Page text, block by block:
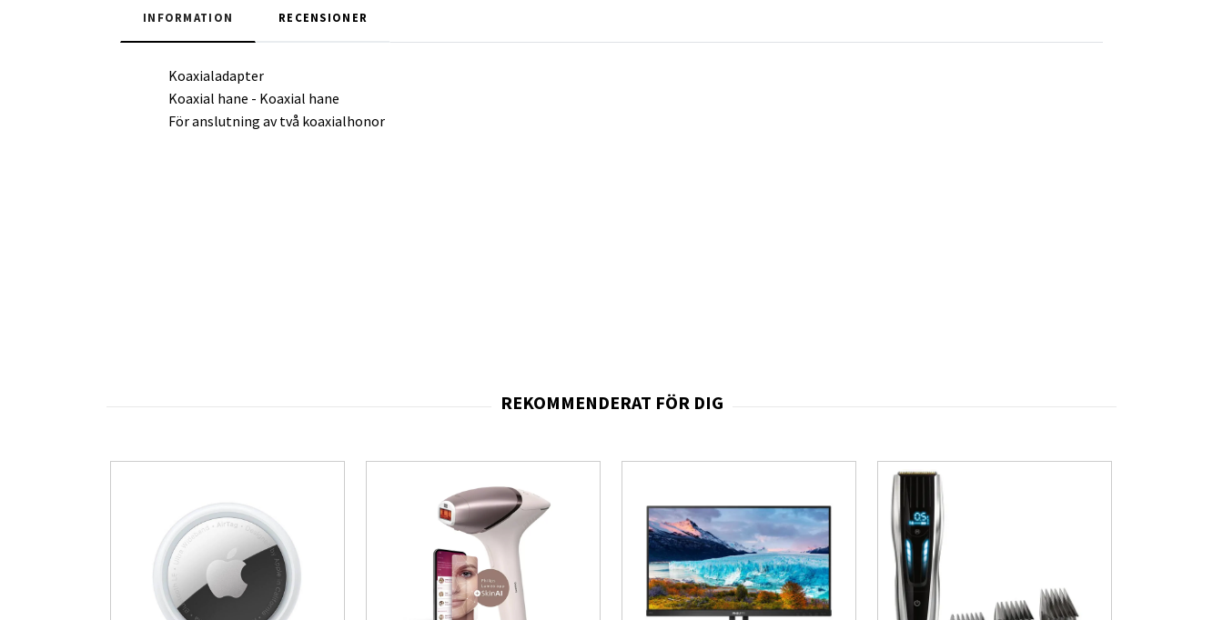
INFORMATION RECENSIONER
Koaxialadapter
Koaxial hane - Koaxial hane
För anslutning av två koaxialhonor